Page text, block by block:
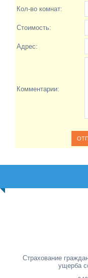
Кол-во комнат:
Стоимость:
Адрес:
Комментарии:
Страхование
ущерба